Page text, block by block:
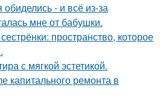
- и всё из-за
мне от бабушки.
пространство, которое
с мягкой эстетикой.
капитального ремонта в